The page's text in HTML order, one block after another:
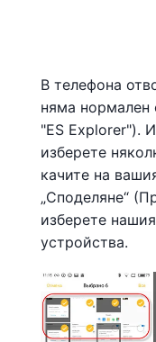
В телефона
няма нормален
"ES Explorer").
изберете
качите на
„Споделяне“
изберете
устройства.